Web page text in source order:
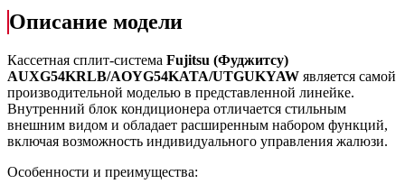
Описание модели
Кассетная сплит-система Fujitsu (Фуджитсу)
AUXG54KRLB/AOYG54KATA/UTGUKYAW является самой
производительной моделью в представленной линейке.
Внутренний блок кондиционера отличается стильным
внешним видом и обладает расширенным набором функций,
включая возможность индивидуального управления жалюзи.
Особенности и преимущества: